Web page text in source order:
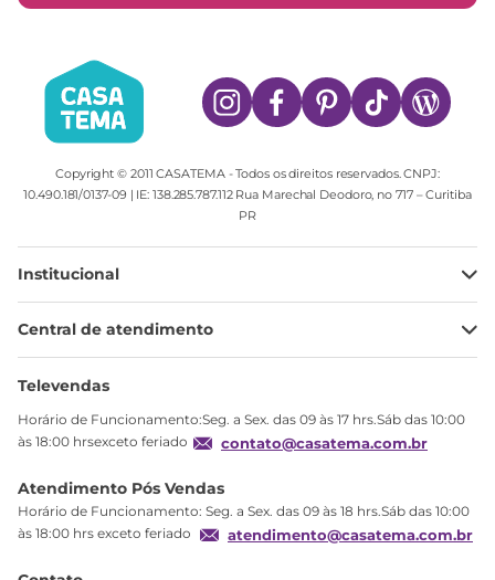
Copyright © 2011 CASATEMA - Todos os direitos reservados. CNPJ:
10.490.181/0137-09 | IE: 138.285.787.112 Rua Marechal Deodoro, no 717 – Curitiba
PR
Institucional
Minha Conta
Meus pedidos
Troca
Central de atendimento
Ajuda
Televendas
Horário de Funcionamento:Seg. a Sex. das 09 às 17 hrs.Sáb das 10:00
às 18:00 hrsexceto feriado
contato@casatema.com.br
Atendimento Pós Vendas
Horário de Funcionamento: Seg. a Sex. das 09 às 18 hrs.Sáb das 10:00
às 18:00 hrs exceto feriado
atendimento@casatema.com.br